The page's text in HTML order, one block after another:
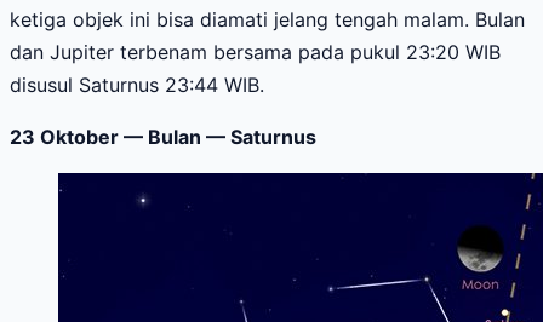
ketiga objek ini bisa diamati jelang tengah malam. Bulan
dan Jupiter terbenam bersama pada pukul 23:20 WIB
disusul Saturnus 23:44 WIB.
23 Oktober — Bulan — Saturnus